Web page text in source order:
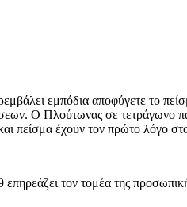
εμπόδια αποφύγετε το
Ο Πλούτωνας σε τετράγωνο
πείσμα έχουν τον πρώτο λόγο
επηρεάζει τον τομέα της